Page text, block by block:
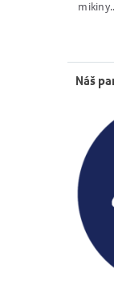
Náš